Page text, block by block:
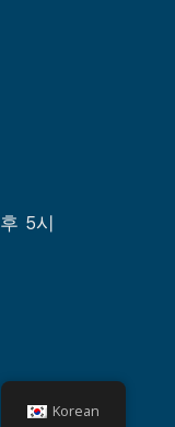
5시
Korean